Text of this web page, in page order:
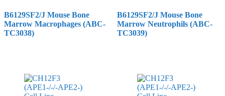
B6129SF2/J Mouse Bone
Marrow Macrophages (ABC-
TC3038)
B6129SF2/J Mouse Bone
Marrow Neutrophils (ABC-
TC3039)